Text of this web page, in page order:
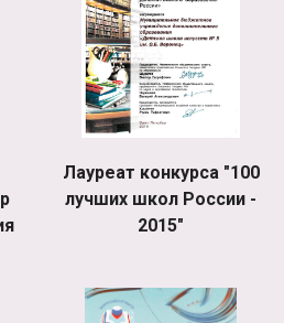
Лауреат конкурса "100
лучших школ России -
2015"